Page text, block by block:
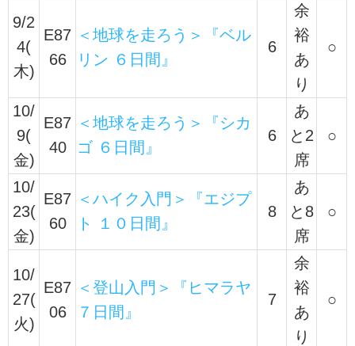
9/2
4(
木)
E87
66
＜地球を走ろう＞『ベル
リン ６日間』
6
余
裕
あ
り
○
10/
9(
金)
E87
40
＜地球を走ろう＞『シカ
ゴ ６日間』
6
あ
と2
席
○
10/
23(
金)
E87
60
＜ハイク入門＞『エジプ
ト １０日間』
8
あ
と8
席
○
10/
27(
火)
E87
06
＜登山入門＞『ヒマラヤ
７日間』
7
余
裕
あ
り
○